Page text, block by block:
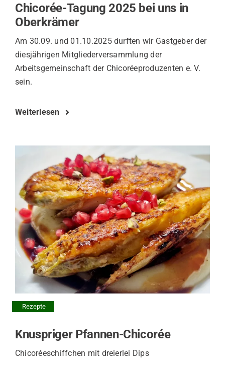
Chicorée-Tagung 2025 bei uns in
Oberkrämer
Am 30.09. und 01.10.2025 durften wir Gastgeber der
diesjährigen Mitgliederversammlung der
Arbeitsgemeinschaft der Chicoréeproduzenten e. V.
sein.
Weiterlesen
Rezepte
Knuspriger Pfannen-Chicorée
Chicoréeschiffchen mit dreierlei Dips